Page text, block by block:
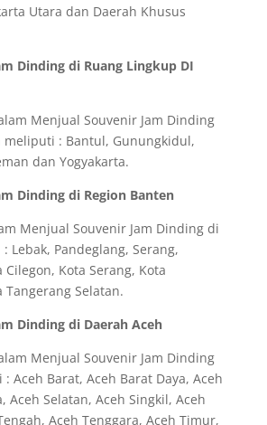
Utara dan Daerah Khusus
Dinding di Ruang Lingkup DI
Menjual Souvenir Jam Dinding
meliputi : Bantul, Gunungkidul,
dan Yogyakarta.
Dinding di Region Banten
Menjual Souvenir Jam Dinding di
Lebak, Pandeglang, Serang,
Cilegon, Kota Serang, Kota
Tangerang Selatan.
Dinding di Daerah Aceh
Menjual Souvenir Jam Dinding
Aceh Barat, Aceh Barat Daya, Aceh
Aceh Selatan, Aceh Singkil, Aceh
Aceh Tenggara, Aceh Timur,